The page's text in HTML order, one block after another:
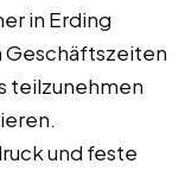
in Erding
Geschäftszeiten
teilzunehmen
und feste